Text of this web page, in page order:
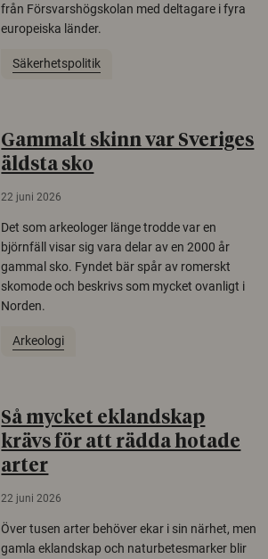
från Försvarshögskolan med deltagare i fyra
europeiska länder.
Säkerhetspolitik
Gammalt skinn var Sveriges
äldsta sko
22 juni 2026
Det som arkeologer länge trodde var en
björnfäll visar sig vara delar av en 2000 år
gammal sko. Fyndet bär spår av romerskt
skomode och beskrivs som mycket ovanligt i
Norden.
Arkeologi
Så mycket eklandskap
krävs för att rädda hotade
arter
22 juni 2026
Över tusen arter behöver ekar i sin närhet, men
gamla eklandskap och naturbetesmarker blir